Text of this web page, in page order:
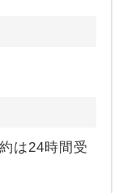
は24時間受